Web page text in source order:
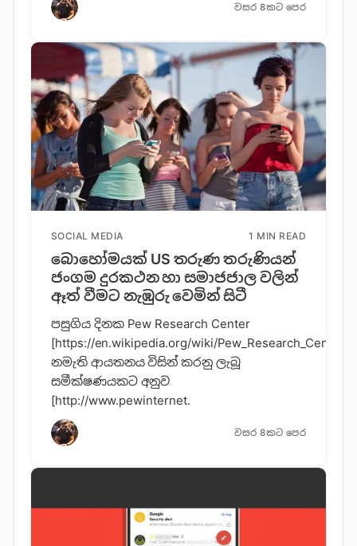
වසර 8කට පෙර
SOCIAL MEDIA 1 MIN READ
බොහෝමයක් US තරුණ තරුණියන්
ජංගම දුරකථන හා සමාජජාල වලින්
ඈත් වීමට නැඹුරු වෙමින් සිටී
පසුගිය දිනක Pew Research Center
[https://en.wikipedia.org/wiki/Pew_Research_Center]
නමැති ආයතනය විසින් කරනු ලැබූ
සමීක්ෂණයකට අනුව
[http://www.pewinternet.
වසර 8කට පෙර